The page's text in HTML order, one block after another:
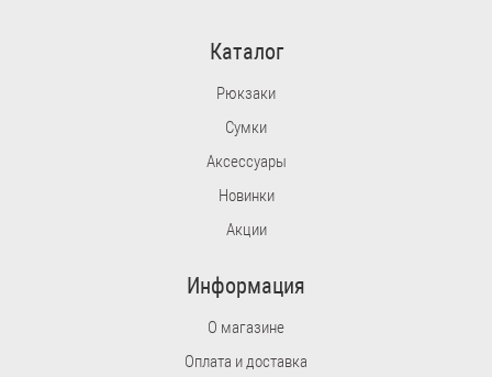
Каталог
Рюкзаки
Сумки
Аксессуары
Новинки
Акции
Информация
О магазине
Оплата и доставка